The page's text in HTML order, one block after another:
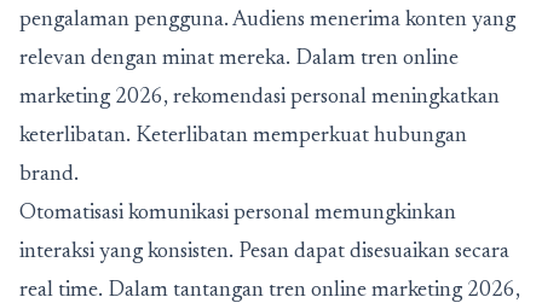
pengalaman pengguna. Audiens menerima konten yang
relevan dengan minat mereka. Dalam tren online
marketing 2026, rekomendasi personal meningkatkan
keterlibatan. Keterlibatan memperkuat hubungan
brand.
Otomatisasi komunikasi personal memungkinkan
interaksi yang konsisten. Pesan dapat disesuaikan secara
real time. Dalam tantangan tren online marketing 2026,